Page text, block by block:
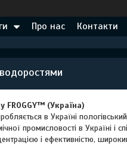
Про нас Контакти
FROGGY™ (Україна)
в Україні
промисловості в Україні і
і ефективністю,